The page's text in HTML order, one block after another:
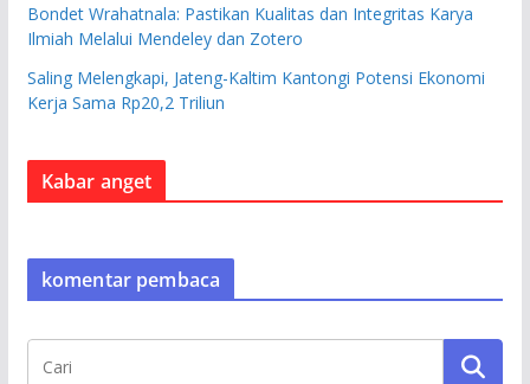
Bondet Wrahatnala: Pastikan Kualitas dan Integritas Karya
Ilmiah Melalui Mendeley dan Zotero
Saling Melengkapi, Jateng-Kaltim Kantongi Potensi Ekonomi
Kerja Sama Rp20,2 Triliun
Kabar anget
komentar pembaca